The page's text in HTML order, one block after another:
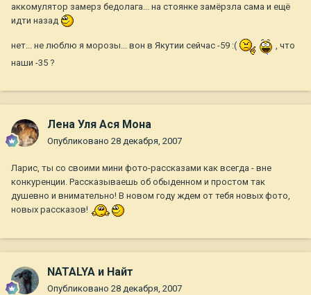
аккомулятор замерз бедолага... на стоянке замёрзла сама и ещё
идти назад
нет... не люблю я морозы... вон в Якутии сейчас -59 :(
, что
наши -35 ?
Лена Уля Ася Мона
Опубликовано 28 декабря, 2007
Ларис, ты со своими мини фото-рассказами как всегда - вне
конкуренции. Рассказываешь об обыденном и простом так
душевно и внимательно! В новом году ждем от тебя новых фото,
новых рассказов!
NATALYA и Найт
Опубликовано 28 декабря, 2007